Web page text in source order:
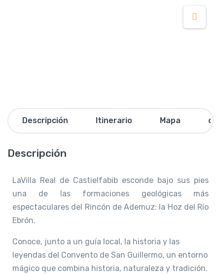
Descripción Itinerario Mapa
Descripción
LaVilla Real de Castielfabib esconde bajo sus pies
una de las formaciones geológicas más
espectaculares del Rincón de Ademuz: la Hoz del Río
Ebrón.
Conoce, junto a un guía local, la historia y las
leyendas del Convento de San Guillermo, un entorno
mágico que combina historia, naturaleza y tradición.